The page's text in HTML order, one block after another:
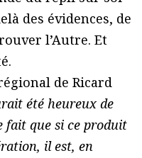
des évidences, de
l’Autre. Et
de Ricard
été heureux de
que si ce produit
il est, en